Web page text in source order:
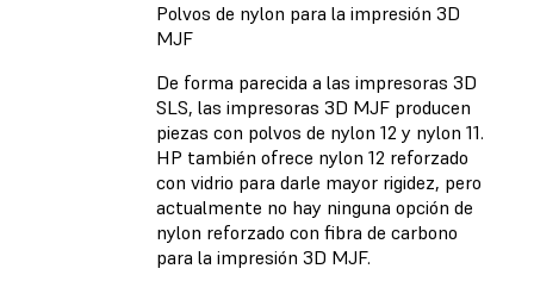
Polvos de nylon para la impresión 3D
MJF
De forma parecida a las impresoras 3D
SLS, las impresoras 3D MJF producen
piezas con polvos de nylon 12 y nylon 11.
HP también ofrece nylon 12 reforzado
con vidrio para darle mayor rigidez, pero
actualmente no hay ninguna opción de
nylon reforzado con fibra de carbono
para la impresión 3D MJF.